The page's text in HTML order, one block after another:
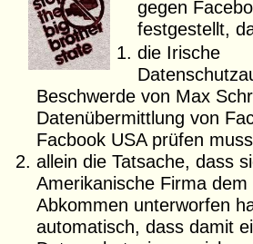
gegen
festgestellt,
die Irische
Beschwerde von Max
Datenübermittlung von
Facbook USA prüfen
allein die Tatsache, dass
Amerikanische Firma
Abkommen unterworfen
automatisch, dass damit